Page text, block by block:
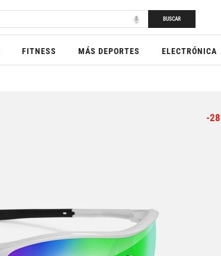
BUSCAR
FITNESS MÁS DEPORTES ELECTRÓNICA
-28